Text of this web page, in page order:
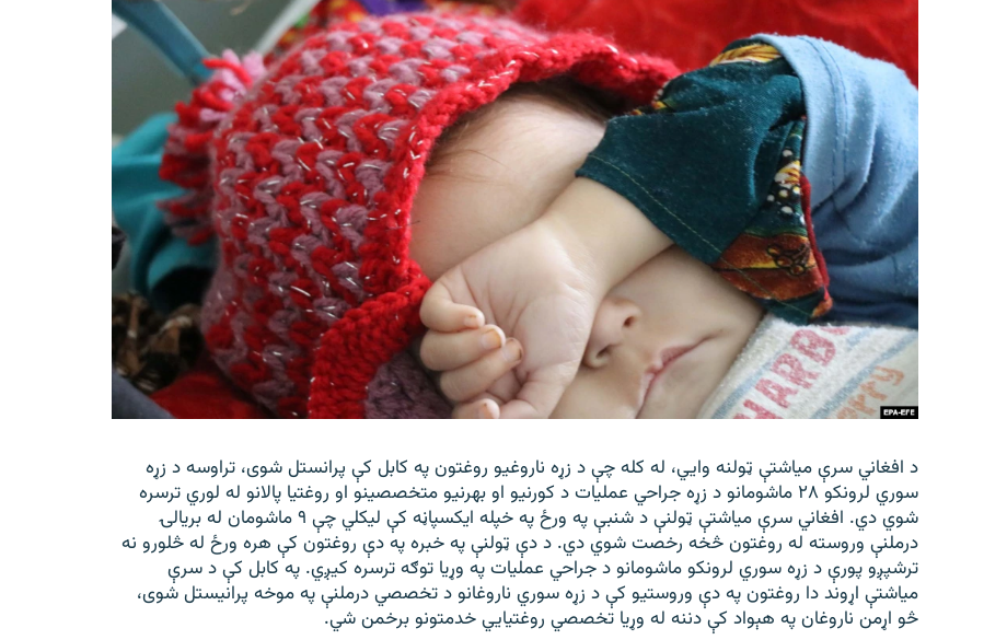
د افغاني سرې میاشتې ټولنه وایي، له کله چې د زړه ناروغیو روغتون په کابل کې پرانستل شوی، تراوسه د زړه
سوري لرونکو ۲۸ ماشومانو د زړه جراحي عملیات د کورنیو او بهرنیو متخصصینو او روغتیا پالانو له لوري ترسره
شوي دي. افغاني سرې میاشتې ټولنې د شنبې په ورځ په خپله ایکسپاڼه کې لیکلي چې ۹ ماشومان له بریالۍ
درملنې وروسته له روغتون څخه رخصت شوي دي. د دې ټولنې په خبره په دې روغتون کې هره ورځ له څلورو نه
ترشپږو پورې د زړه سوري لرونکو ماشومانو د جراحي عملیات په وړیا توګه ترسره کیږي. په کابل کې د سرې
میاشتې اړوند دا روغتون په دې وروستیو کې د زړه سوري ناروغانو د تخصصي درملنې په موخه پرانیستل شوی،
څو اړمن ناروغان په هېواد کې دننه له وړیا تخصصي روغتیايي خدمتونو برخمن شي.